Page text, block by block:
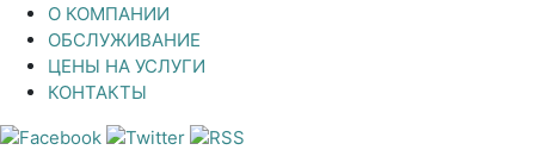
О КОМПАНИИ
ОБСЛУЖИВАНИЕ
ЦЕНЫ НА УСЛУГИ
КОНТАКТЫ